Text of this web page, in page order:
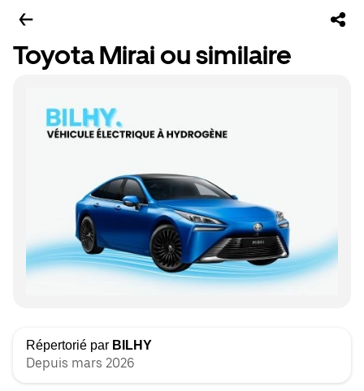
Toyota Mirai ou similaire
Répertorié par BILHY
Depuis mars 2026